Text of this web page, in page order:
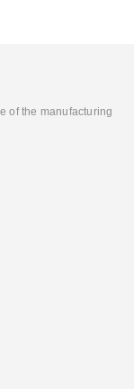
of the manufacturing